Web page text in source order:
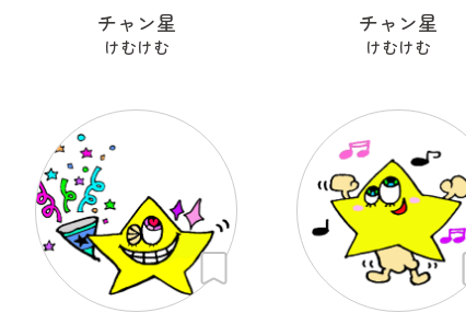
チャン星
けむけむ
チャン星
けむけむ